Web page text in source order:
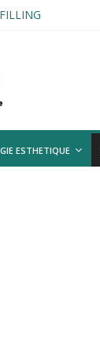
allergologiques
ESTHETIQUE